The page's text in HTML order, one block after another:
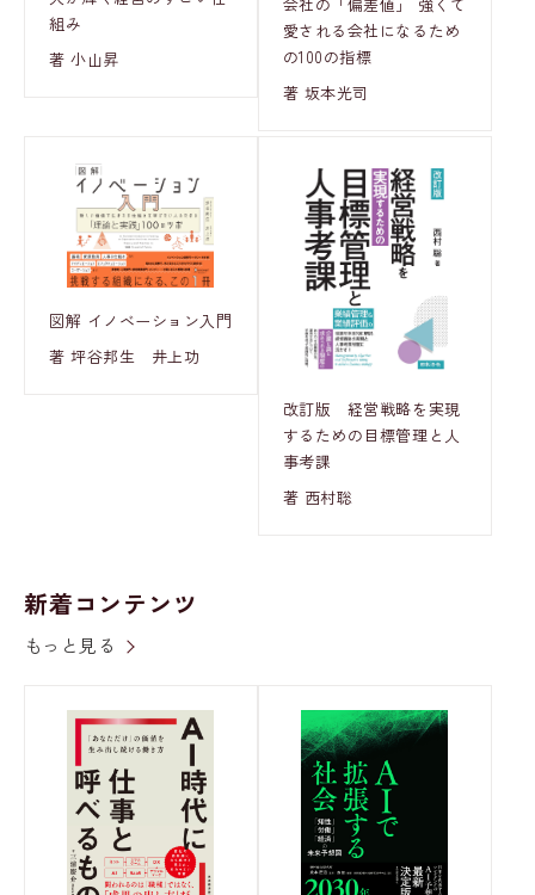
組み
著 小山昇
愛される会社になるため
の100の指標
著 坂本光司
図解 イノベーション入門
著 坪谷邦生 井上功
改訂版 経営戦略を実現
するための目標管理と人
事考課
著 西村聡
新着コンテンツ
もっと見る